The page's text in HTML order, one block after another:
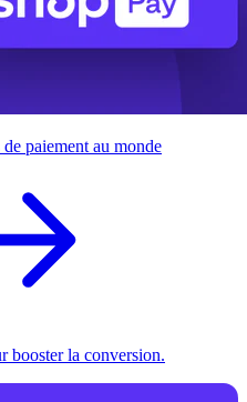
paiement au monde
booster la conversion.